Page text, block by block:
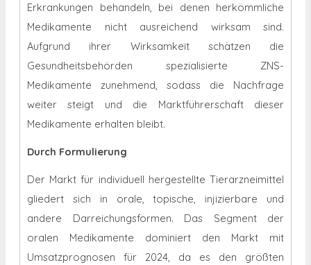
Erkrankungen behandeln, bei denen herkömmliche
Medikamente nicht ausreichend wirksam sind.
Aufgrund ihrer Wirksamkeit schätzen die
Gesundheitsbehörden spezialisierte ZNS-
Medikamente zunehmend, sodass die Nachfrage
weiter steigt und die Marktführerschaft dieser
Medikamente erhalten bleibt.
Durch Formulierung
Der Markt für individuell hergestellte Tierarzneimittel
gliedert sich in orale, topische, injizierbare und
andere Darreichungsformen. Das Segment der
oralen Medikamente dominiert den Markt mit
Umsatzprognosen für 2024, da es den größten